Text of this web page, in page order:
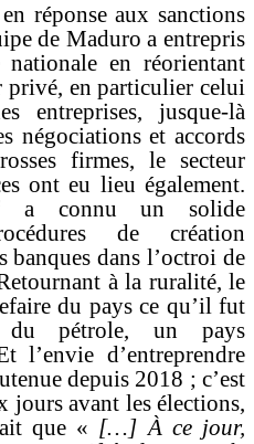
réponse aux sanctions
de Maduro a entrepris
nationale en réorientant
privé, en particulier celui
entreprises, jusque-là
négociations et accords
firmes, le secteur
ont eu lieu également.
a connu un solide
de création
banques dans l’octroi de
à la ruralité, le
du pays ce qu’il fut
du pétrole, un pays
l’envie d’entreprendre
depuis 2018 ; c’est
avant les élections,
que « […] À ce jour,